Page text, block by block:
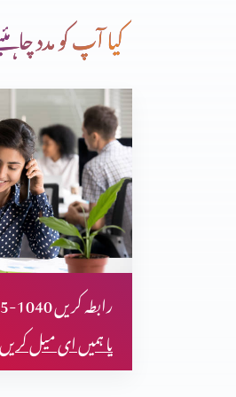
متی کی انجیل کا تنقیدی
متی کی انجیل کا تنقیدی
متی کی انجیل کا تنقیدی
متی کی انجیل کا
کیا آپ کو مدد
+27-73-345-1040 رابطہ کریں
یا ہمیں ای میل کریں